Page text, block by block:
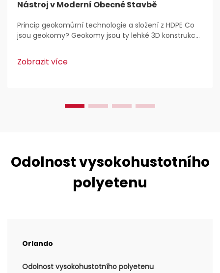
Nástroj v Moderní Obecné Stavbě
Princip geokomůrní technologie a složení z HDPE Co
jsou geokomy? Geokomy jsou ty lehké 3D konstrukce,
půdy v rámci stavebních prací. Inženýři je zbožňují,
protože...
Zobrazit více
Odolnost vysokohustotního
polyetenu
Orlando
Odolnost vysokohustotního polyetenu